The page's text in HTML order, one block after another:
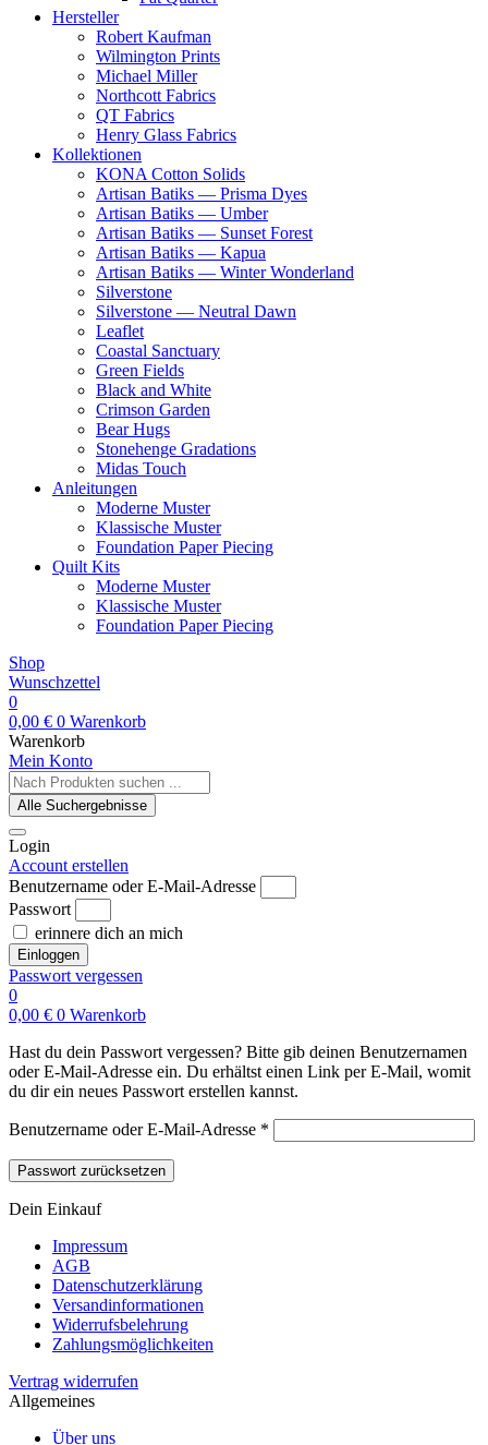
Hersteller
Robert Kaufman
Wilmington Prints
Michael Miller
Northcott Fabrics
QT Fabrics
Henry Glass Fabrics
Kollektionen
KONA Cotton Solids
Artisan Batiks — Prisma Dyes
Artisan Batiks — Umber
Artisan Batiks — Sunset Forest
Artisan Batiks — Kapua
Artisan Batiks — Winter Wonderland
Silverstone
Silverstone — Neutral Dawn
Leaflet
Coastal Sanctuary
Green Fields
Black and White
Crimson Garden
Bear Hugs
Stonehenge Gradations
Midas Touch
Anleitungen
Moderne Muster
Klassische Muster
Foundation Paper Piecing
Quilt Kits
Moderne Muster
Klassische Muster
Foundation Paper Piecing
Shop
Wunschzettel
0
0,00 € 0 Warenkorb
Warenkorb
Mein Konto
Search
...Alle Suchergebnisse
Login
Account erstellen
Benutzername oder E-Mail-Adresse
Passwort
erinnere dich an mich
Einloggen
Passwort vergessen
0
0,00 € 0 Warenkorb
Hast du dein Passwort vergessen? Bitte gib deinen Benutzernamen
oder E-Mail-Adresse ein. Du erhältst einen Link per E-Mail, womit
du dir ein neues Passwort erstellen kannst.
Benutzername oder E-Mail-Adresse *
Passwort zurücksetzen
Dein Einkauf
Impressum
AGB
Datenschutzerklärung
Versandinformationen
Widerrufsbelehrung
Zahlungsmöglichkeiten
Vertrag widerrufen
Allgemeines
Über uns